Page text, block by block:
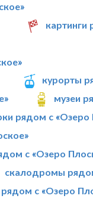
картинги
курорты
музеи
рядом с «Озеро
с «Озеро
скалодромы
с «Озеро